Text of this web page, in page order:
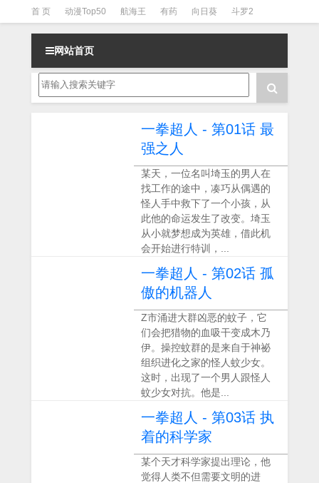
首 页 动漫Top50 航海王 有药 向日葵 斗罗2
斗罗3 火影 一拳超人 柯南 阴阳师 节目清单
网站首页
一拳超人 - 第01话 最
强之人
某天，一位名叫埼玉的男人在
找工作的途中，凑巧从偶遇的
怪人手中救下了一个小孩，从
此他的命运发生了改变。埼玉
从小就梦想成为英雄，借此机
会开始进行特训，...
一拳超人 - 第02话 孤
傲的机器人
Z市涌进大群凶恶的蚊子，它
们会把猎物的血吸干变成木乃
伊。操控蚊群的是来自于神祕
组织进化之家的怪人蚊少女。
这时，出现了一个男人跟怪人
蚊少女对抗。他是...
一拳超人 - 第03话 执
着的科学家
某个天才科学家提出理论，他
觉得人类不但需要文明的进